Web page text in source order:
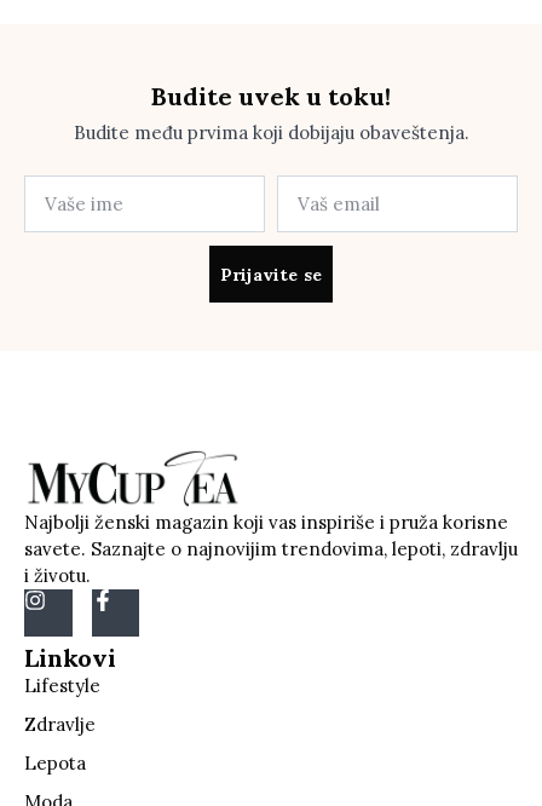
Budite uvek u toku!
Budite među prvima koji dobijaju obaveštenja.
Prijavite se
Najbolji ženski magazin koji vas inspiriše i pruža korisne
savete. Saznajte o najnovijim trendovima, lepoti, zdravlju
i životu.
Linkovi
Lifestyle
Zdravlje
Lepota